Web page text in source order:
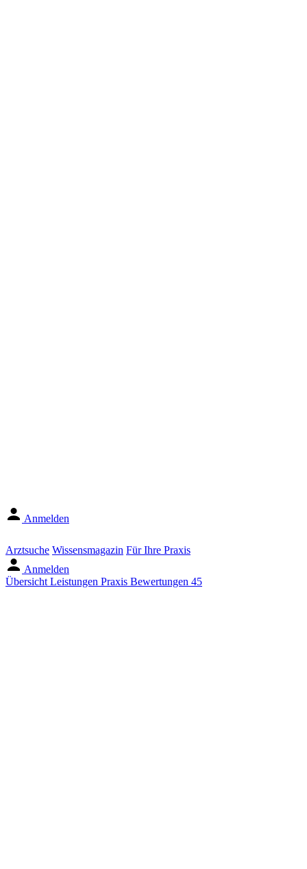
Anmelden
Arztsuche Wissensmagazin Für Ihre Praxis
Anmelden
Übersicht Leistungen Praxis Bewertungen 45